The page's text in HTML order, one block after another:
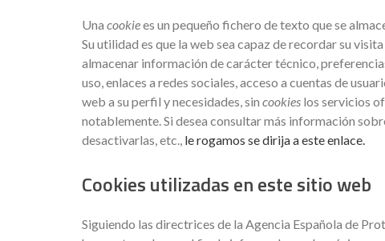
Una cookiees un pequeño fichero de texto que se
Su utilidad es que la web sea capaz de recordar su
almacenar información de carácter técnico,
uso, enlaces a redes sociales, acceso a cuentas de
web a su perfil y necesidades, sin cookies los servicios
notablemente. Si desea consultar más información
desactivarlas, etc., le rogamos se dirija a este enlace.
Cookies utilizadas en este sitio web
Siguiendo las directrices de la Agencia Española de